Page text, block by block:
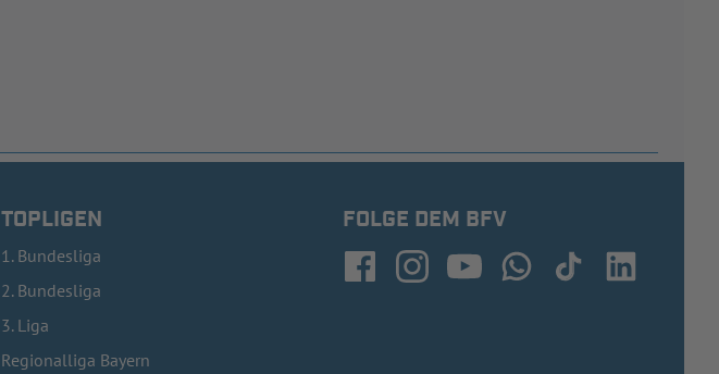
TOPLIGEN
1. Bundesliga
2. Bundesliga
3. Liga
Regionalliga Bayern
FOLGE DEM BFV